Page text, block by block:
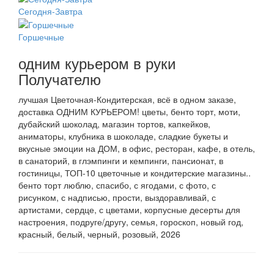
Сегодня-Завтра
Горшечные
одним курьером в руки
Получателю
лучшая Цветочная-Кондитерская, всё в одном заказе,
доставка ОДНИМ КУРЬЕРОМ! цветы, бенто торт, моти,
дубайский шоколад, магазин тортов, капкейков,
аниматоры, клубника в шоколаде, сладкие букеты и
вкусные эмоции на ДОМ, в офис, ресторан, кафе, в отель,
в санаторий, в глэмпинги и кемпинги, пансионат, в
гостиницы, ТОП-10 цветочные и кондитерские магазины..
бенто торт люблю, спасибо, с ягодами, с фото, с
рисунком, с надписью, прости, выздоравливай, с
артистами, сердце, с цветами, корпусные десерты для
настроения, подруге/другу, семья, гороскоп, новый год,
красный, белый, черный, розовый, 2026